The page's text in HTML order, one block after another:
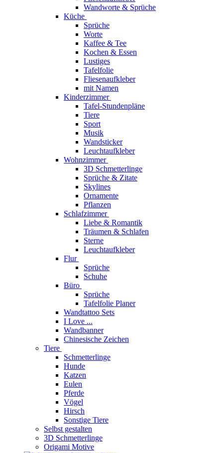
Wandworte & Sprüche
Küche
Sprüche
Worte
Kaffee & Tee
Kochen & Essen
Lustiges
Tafelfolie
Fliesenaufkleber
mit Namen
Kinderzimmer
Tafel-Stundenpläne
Tiere
Sport
Musik
Wandsticker
Leuchtaufkleber
Wohnzimmer
3D Schmetterlinge
Sprüche & Zitate
Skylines
Ornamente
Pflanzen
Schlafzimmer
Liebe & Romantik
Träumen & Schlafen
Sterne
Leuchtaufkleber
Flur
Sprüche
Schuhe
Büro
Sprüche
Tafelfolie Planer
Wandtattoo Sets
I Love ...
Wandbanner
Chinesische Zeichen
Tiere
Schmetterlinge
Hunde
Katzen
Eulen
Pferde
Vögel
Hirsch
Sonstige Tiere
Selbst gestalten
3D Schmetterlinge
Origami Motive